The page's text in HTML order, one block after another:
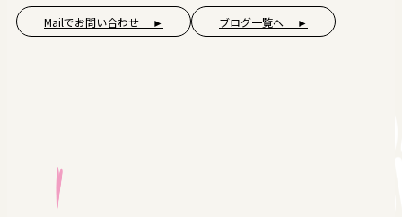
Mailでお問い合わせ ► ブログ一覧へ ►